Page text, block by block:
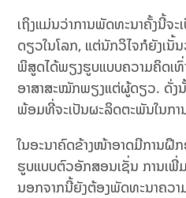
ເຖິງແມ່ນວ່າການພັດທະນາຄັ້ງນີ້ຈ
ດຽວໃນໂລກ, ແຕ່ນັກວິໄຈກໍຍັງເນັ້
ພິສູດໄດ້ພຽງຮູບແບບຄວາມຄິດເ
ອາສາສະໝັກພຽງແຕ່ຜູ້ດຽວ. ດັ່ງ
ພ້ອມທີ່ຈະເປັນຜະລິດຕະພັນໃນກ
ໃນອະນາຄົດຂ້າງໜ້າອາດມີການຝຶ
ຮູບແບບຕົວອັກສອນເຊັ່ນ ການເພີ່
ນອກຈາກນີ້ຍັງຕ້ອງພັດທະນາຄວ